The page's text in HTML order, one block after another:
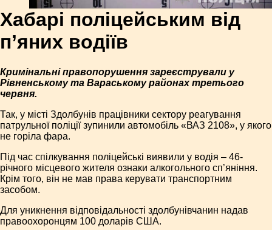
Хабарі поліцейським від
п’яних водіїв
Кримінальні правопорушення зареєстрували у
Рівненському та Вараському районах третього
червня.
Так, у місті Здолбунів працівники сектору реагування
патрульної поліції зупинили автомобіль «ВАЗ 2108», у якого
не горіла фара.
Під час спілкування поліцейські виявили у водія – 46-
річного місцевого жителя ознаки алкогольного сп’яніння.
Крім того, він не мав права керувати транспортним
засобом.
Для уникнення відповідальності здолбунівчанин надав
правоохоронцям 100 доларів США.